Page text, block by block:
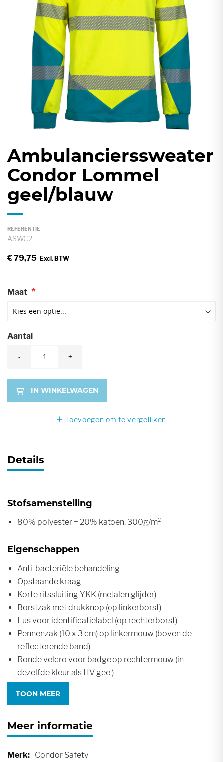
Ga
naar
het
begin
van
de
afbeeldingen-
gallerij
Ambulancierssweater
Condor Lommel
geel/blauw
REFERENTIE
ASWC2
€ 79,75
Maat
Aantal
- +
IN WINKELWAGEN
Toevoegen om te vergelijken
Details
Stofsamenstelling
80% polyester + 20% katoen, 300g/m²
Eigenschappen
Anti-bacteriële behandeling
Opstaande kraag
Korte ritssluiting YKK (metalen glijder)
Borstzak met drukknop (op linkerborst)
Lus voor identificatielabel (op rechterborst)
Pennenzak (10 x 3 cm) op linkermouw (boven de
reflecterende band)
Ronde velcro voor badge op rechtermouw (in
dezelfde kleur als HV geel)
Gesegmenteerde reflecterende banden
TOON MEER
Meer informatie
Meer
Condor Safety